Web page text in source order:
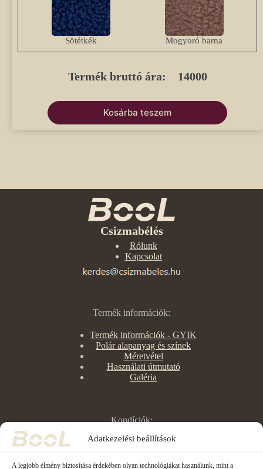
Adatkezelési beállítások
A legjobb élmény biztosítása érdekében olyan technológiákat használunk, mint a
Sötétkék Mogyoró barna
Termék bruttó ára: 14000
Kosárba teszem
Csizmabélés
Rólunk
Kapcsolat
Termék információk:
Termék információk - GYIK
Polár alapanyag és színek
Méretvétel
Használati útmutató
Galéria
Kondíciók:
Rendelés menete
Kedvezmények